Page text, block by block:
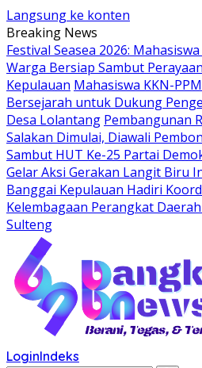
Langsung ke konten
Breaking News
Festival Seasea 2026:
Warga Bersiap Sambut
Kepulauan Mahasiswa KKN-
Bersejarah untuk Dukung
Desa Lolantang Pembangunan
Salakan Dimulai, Diawali
Sambut HUT Ke-25 Partai
Gelar Aksi Gerakan Langit Biru
Banggai Kepulauan Hadiri
Kelembagaan Perangkat
Sulteng
LoginIndeks